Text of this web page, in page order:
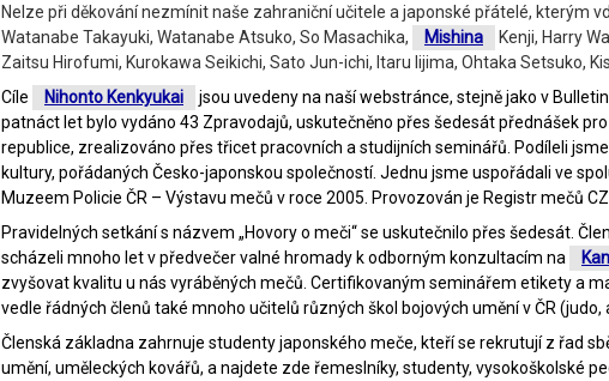
Nelze při děkování nezmínit naše zahraniční učitele a japonské přátelé, kterým
Watanabe Takayuki, Watanabe Atsuko, So Masachika,
Mishina
Kenji, Harry
Zaitsu Hirofumi, Kurokawa Seikichi, Sato Jun-ichi, Itaru Iijima, Ohtaka Setsuko,
Cíle
Nihonto Kenkyukai
jsou uvedeny na naší webstránce, stejně jako v
patnáct let bylo vydáno 43 Zpravodajů, uskutečněno přes šedesát přednášek
republice, zrealizováno přes třicet pracovních a studijních seminářů. Podíleli
kultury, pořádaných Česko-japonskou společností. Jednu jsme uspořádali ve
Muzeem Policie ČR – Výstavu mečů v roce 2005. Provozován je Registr mečů
Pravidelných setkání s názvem „Hovory o meči“ se uskutečnilo přes šedesát.
scházeli mnoho let v předvečer valné hromady k odborným konzultacím na
zvyšovat kvalitu u nás vyráběných mečů. Certifikovaným seminářem etikety a
vedle řádných členů také mnoho učitelů různých škol bojových umění v ČR (judo,
Členská základna zahrnuje studenty japonského meče, kteří se rekrutují z řad
umění, uměleckých kovářů, a najdete zde řemeslníky, studenty, vysokoškolské